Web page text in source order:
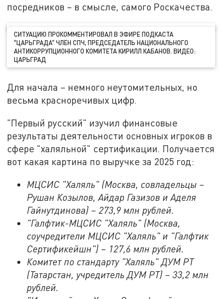
посредников – в смысле, самого Роскачества.
СИТУАЦИЮ ПРОКОММЕНТИРОВАЛ В ЭФИРЕ ПОДКАСТА
"ЦАРЬГРАДА" ЧЛЕН СПЧ, ПРЕДСЕДАТЕЛЬ НАЦИОНАЛЬНОГО
АНТИКОРРУПЦИОННОГО КОМИТЕТА КИРИЛЛ КАБАНОВ. ВИДЕО:
ЦАРЬГРАД
Для начала – немного неутомительных, но
весьма красноречивых цифр.
"Первый русский" изучил финансовые
результаты деятельности основных игроков в
сфере "халяльной" сертификации. Получается
вот какая картина по выручке за 2025 год:
МЦСИС "Халяль" (Москва, совладельцы –
Рушан Козылов, Айдар Газизов и Аделя
Гайнутдинова) – 273,9 млн рублей.
"Галфтик-МЦСИС "Халяль" (Москва,
соучредители МЦСИС "Халяль" и "Галфтик
Сертификейшн") – 127,6 млн рублей.
Комитет по стандарту "Халяль" ДУМ РТ
(Татарстан, учредитель ДУМ РТ) – 33,2 млн
рублей.